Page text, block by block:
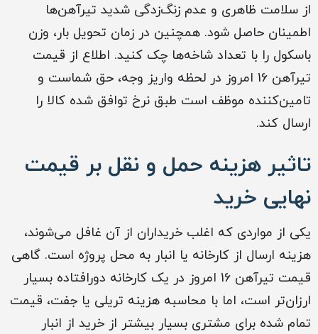
از سلامت ظاهری و عدم زنگ‌زدگی شدید تیرآهن‌ها
اطمینان حاصل شود. همچنین در زمان تحویل بار، وزن
باسکول را با تعداد شاخه‌ها چک کنید. اطلاع از قیمت
تیرآهن 16 امروز در لحظه واریز وجه، حق شماست و
تامین‌کننده موظف است طبق نرخ توافق شده کالا را
ارسال کند.
تاثیر هزینه حمل و نقل بر قیمت
نهایی خرید
یکی از مواردی که اغلب خریداران از آن غافل می‌شوند،
هزینه ارسال از کارخانه یا انبار به محل پروژه است. گاهی
قیمت تیرآهن 16 امروز در یک کارخانه دورافتاده بسیار
ارزان‌تر است، اما با محاسبه هزینه تریلی یا جفت، قیمت
تمام شده برای مشتری بسیار بیشتر از خرید از انبار